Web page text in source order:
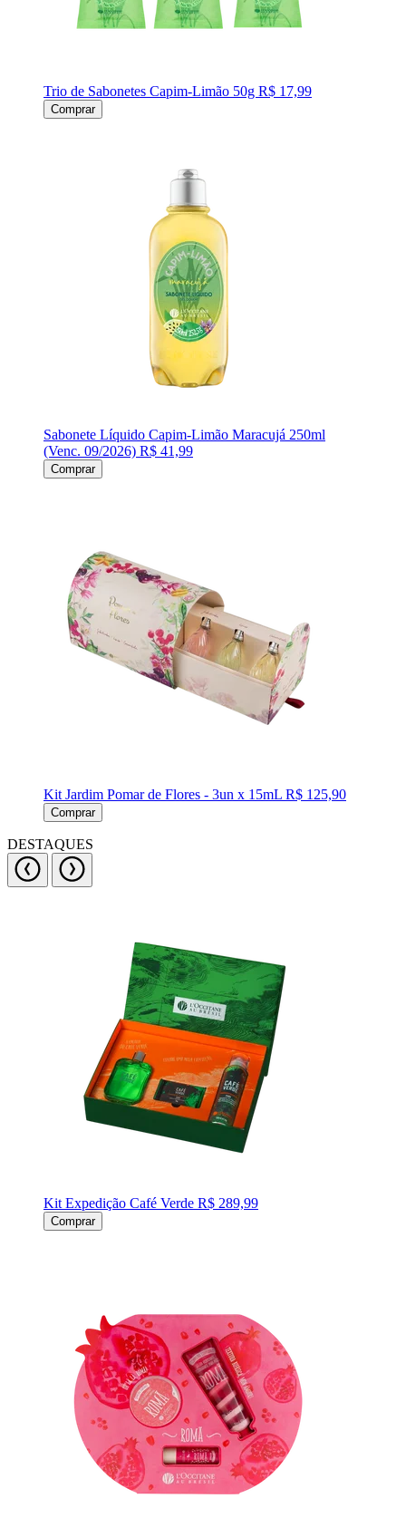
Trio de Sabonetes Capim-Limão 50g R$ 17,99
Comprar
Sabonete Líquido Capim-Limão Maracujá 250ml
(Venc. 09/2026) R$ 41,99
Comprar
Kit Jardim Pomar de Flores - 3un x 15mL R$ 125,90
Comprar
DESTAQUES
Kit Expedição Café Verde R$ 289,99
Comprar